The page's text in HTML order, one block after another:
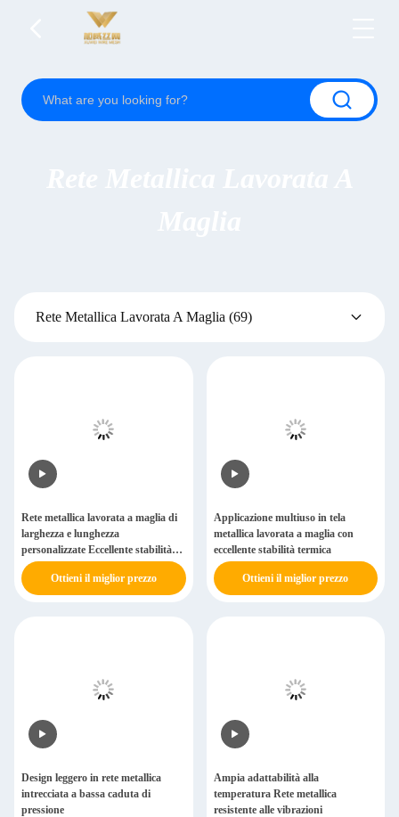
Rete Metallica Lavorata A Maglia (69)
Rete metallica lavorata a maglia di
larghezza e lunghezza
personalizzate Eccellente stabilità
termica
Ottieni il miglior prezzo
Applicazione multiuso in tela
metallica lavorata a maglia con
eccellente stabilità termica
Ottieni il miglior prezzo
Design leggero in rete metallica
intrecciata a bassa caduta di
pressione
Ampia adattabilità alla
temperatura Rete metallica
resistente alle vibrazioni